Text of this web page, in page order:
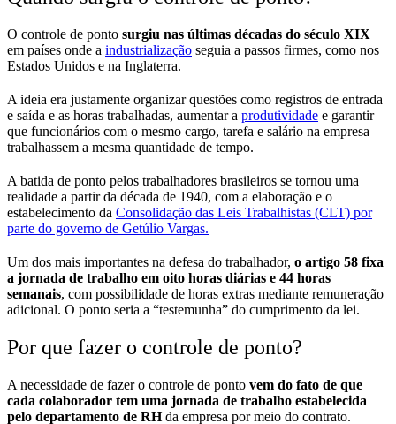
O controle de ponto surgiu nas últimas décadas do século XIX
em países onde a industrialização seguia a passos firmes, como nos
Estados Unidos e na Inglaterra.
A ideia era justamente organizar questões como registros de entrada
e saída e as horas trabalhadas, aumentar a produtividade e garantir
que funcionários com o mesmo cargo, tarefa e salário na empresa
trabalhassem a mesma quantidade de tempo.
A batida de ponto pelos trabalhadores brasileiros se tornou uma
realidade a partir da década de 1940, com a elaboração e o
estabelecimento da Consolidação das Leis Trabalhistas (CLT) por
parte do governo de Getúlio Vargas.
Um dos mais importantes na defesa do trabalhador, o artigo 58 fixa
a jornada de trabalho em oito horas diárias e 44 horas
semanais, com possibilidade de horas extras mediante remuneração
adicional. O ponto seria a “testemunha” do cumprimento da lei.
Por que fazer o controle de ponto?
A necessidade de fazer o controle de ponto vem do fato de que
cada colaborador tem uma jornada de trabalho estabelecida
pelo departamento de RHda empresa por meio do contrato.